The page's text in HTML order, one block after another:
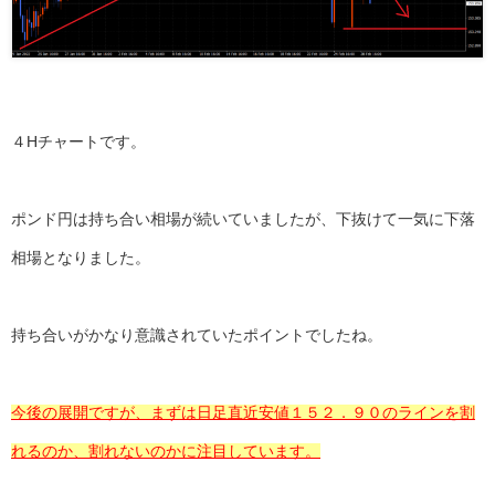
４Hチャートです。
ポンド円は持ち合い相場が続いていましたが、下抜けて一気に下落
相場となりました。
持ち合いがかなり意識されていたポイントでしたね。
今後の展開ですが、まずは日足直近安値１５２．９０のラインを割
れるのか、割れないのかに注目しています。